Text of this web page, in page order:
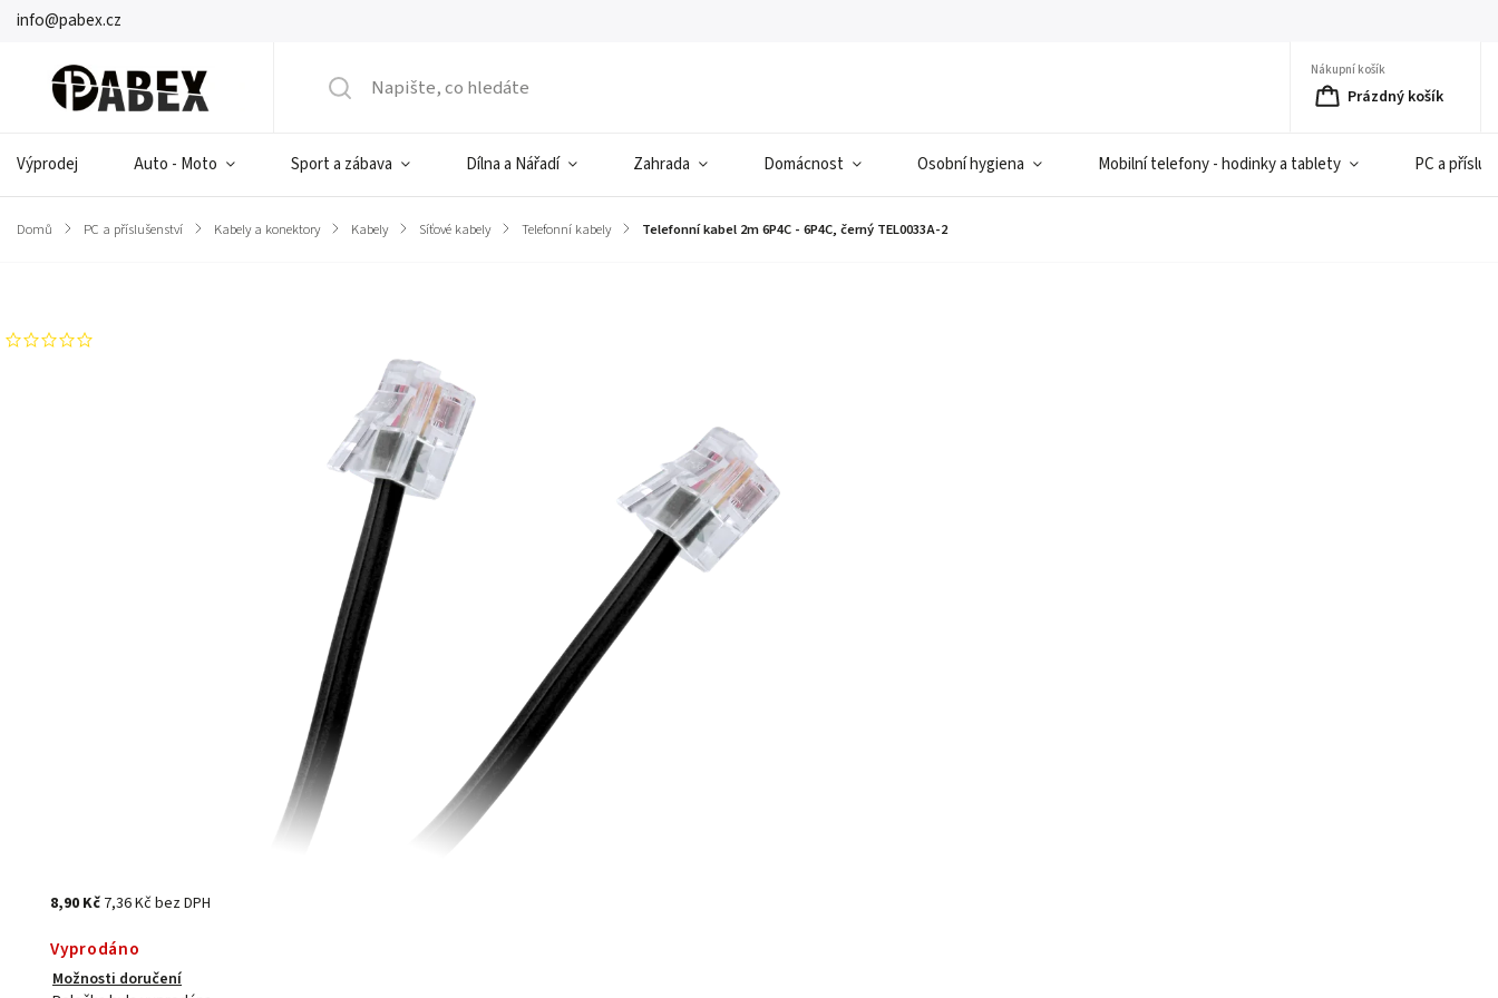
info@pabex.cz
Nákupní košík
Prázdný košík
Výprodej Auto - Moto Sport a zábava Dílna a Nářadí Zahrada Domácnost Osobní hygiena Mobilní telefony - hodinky a tablety PC a
Domů / PC a příslušenství / Kabely a konektory / Kabely / Síťové kabely / Telefonní kabely / Telefonní kabel 2m 6P4C - 6P4C, černý TEL0033A-2
8,90 Kč 7,36 Kč bez DPH
Vyprodáno
Možnosti doručení